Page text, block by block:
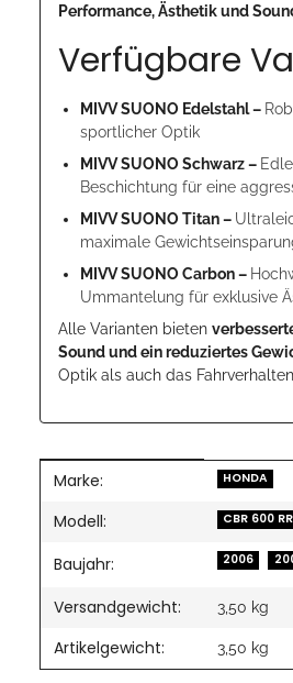
Performance, Ästhetik und
Verfügbare
MIVV SUONO Edelstahl –
sportlicher Optik
MIVV SUONO Schwarz –
Beschichtung für eine
MIVV SUONO Titan –
maximale
MIVV SUONO Carbon –
Ummantelung für exklusive
Alle Varianten bieten
Sound und ein reduziertes
Optik als auch das
Produkteigenschaft
Wert
Marke: HONDA
Modell: CBR 600 RR
Baujahr: 2006
Versandgewicht: 3,50 kg
Artikelgewicht: 3,50 kg